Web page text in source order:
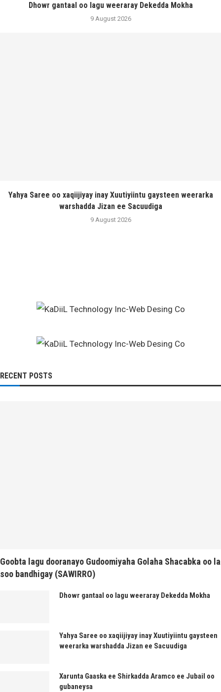
Dhowr gantaal oo lagu weeraray Dekedda Mokha
9 August 2026
Yahya Saree oo xaqiijiyay inay Xuutiyiintu gaysteen weerarka
warshadda Jizan ee Sacuudiga
9 August 2026
RECENT POSTS
Goobta lagu dooranayo Gudoomiyaha Golaha Shacabka oo la
soo bandhigay (SAWIRRO)
Dhowr gantaal oo lagu weeraray Dekedda Mokha
Yahya Saree oo xaqiijiyay inay Xuutiyiintu gaysteen
weerarka warshadda Jizan ee Sacuudiga
Xarunta Gaaska ee Shirkadda Aramco ee Jubail oo
gubaneysa